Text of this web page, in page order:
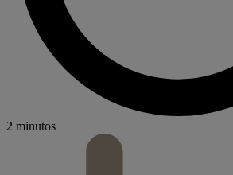
2 minutos